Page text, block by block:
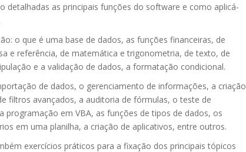
detalhadas as principais funções do software e como aplicá-
o que é uma base de dados, as funções financeiras, de
e referência, de matemática e trigonometria, de texto, de
e a validação de dados, a formatação condicional.
de dados, o gerenciamento de informações, a criação
filtros avançados, a auditoria de fórmulas, o teste de
programação em VBA, as funções de tipos de dados, os
em uma planilha, a criação de aplicativos, entre outros.
exercícios práticos para a fixação dos principais tópicos